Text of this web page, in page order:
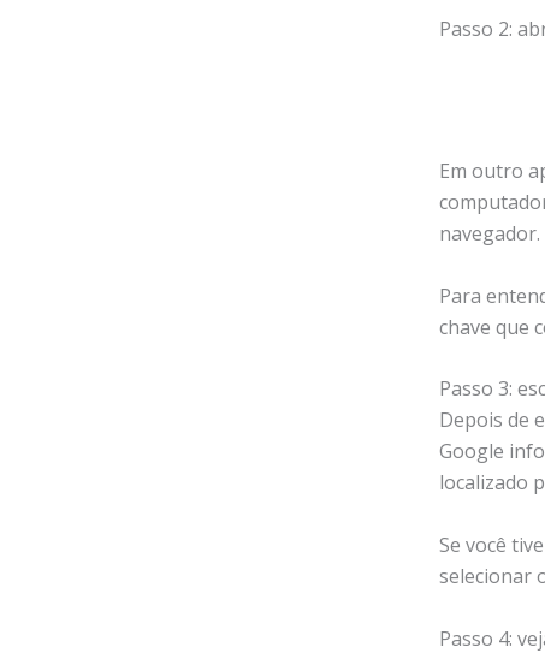
Passo 2:
Em outro
navegador.
Para
chave que
Passo 3:
Depois de
Google
localizado
Se você
selecionar
Passo 4: